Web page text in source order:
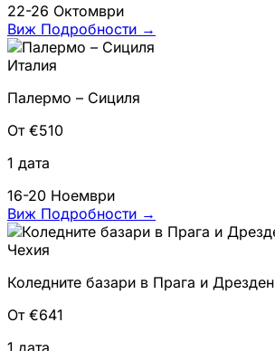
22-26 Октомври
Виж Подробности →
Италия
Палермо – Сициля
От €510
1 дата
16-20 Ноември
Виж Подробности →
Чехия
Коледните базари в Прага и Дрезден
От €641
1 дата